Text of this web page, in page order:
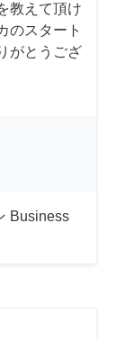
教えて頂け
のスタート
がとうござ
Business